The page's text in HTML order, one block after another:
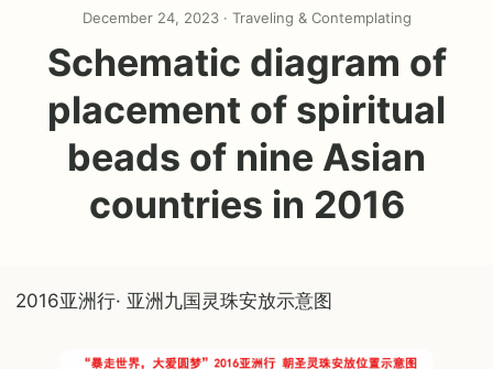
December 24, 2023 · Traveling & Contemplating
Schematic diagram of
placement of spiritual
beads of nine Asian
countries in 2016
2016亚洲行· 亚洲九国灵珠安放示意图